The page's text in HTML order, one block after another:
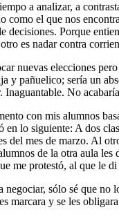
a analizar, a
como el que nos
decisiones. Porque
es nadar contra
nuevas elecciones
y pañuelico; sería un
No
con mis alumnos
lo siguiente: A dos
del mes de marzo. Al
de la otra aula
me protestó, al que le
sólo sé que
marcara y se les